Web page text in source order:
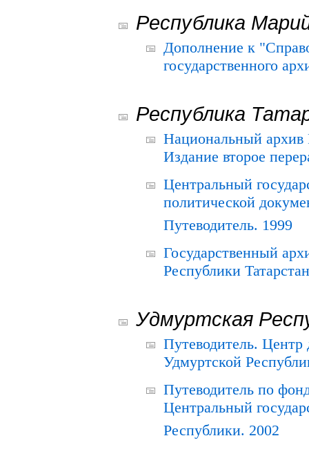
Республика
Дополнение к
государственного
Республика
Национальный архив
Издание второе
Центральный
политической
Путеводитель. 1999
Государственный
Республики
Удмуртская
Путеводитель.
Удмуртской
Путеводитель по
Центральный
Республики. 2002